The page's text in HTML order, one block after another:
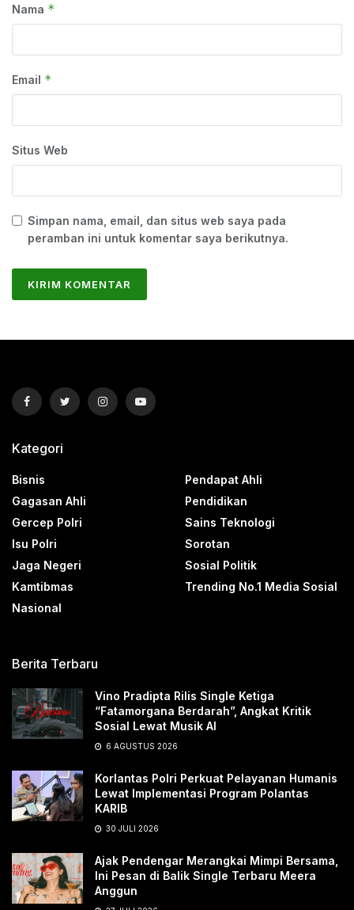
Nama *
Email *
Situs Web
Simpan nama, email, dan situs web saya pada
peramban ini untuk komentar saya berikutnya.
Kategori
Bisnis
Gagasan Ahli
Gercep Polri
Isu Polri
Jaga Negeri
Kamtibmas
Nasional
Pendapat Ahli
Pendidikan
Sains Teknologi
Sorotan
Sosial Politik
Trending No.1 Media Sosial
Berita Terbaru
Vino Pradipta Rilis Single Ketiga
“Fatamorgana Berdarah”, Angkat Kritik
Sosial Lewat Musik AI
6 AGUSTUS 2026
Korlantas Polri Perkuat Pelayanan Humanis
Lewat Implementasi Program Polantas
KARIB
30 JULI 2026
Ajak Pendengar Merangkai Mimpi Bersama,
Ini Pesan di Balik Single Terbaru Meera
Anggun